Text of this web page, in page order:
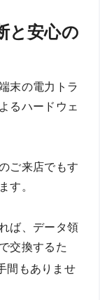
と安心の
末の電力トラ
るハードウェ
ご来店でもす
す。
ば、データ領
交換するた
間もありませ